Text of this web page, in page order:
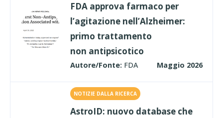
FDA approva farmaco per
l’agitazione nell’Alzheimer:
primo trattamento
non antipsicotico
Autore/Fonte: FDA Maggio 2026
NOTIZIE DALLA RICERCA
AstroID: nuovo database che